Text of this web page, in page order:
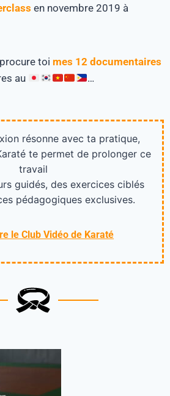
en novembre 2019 à
toi mes 12 documentaires
au
…
résonne avec ta pratique,
te permet de prolonger ce
travail
guidés, des exercices ciblés
pédagogiques exclusives.
le Club Vidéo de Karaté